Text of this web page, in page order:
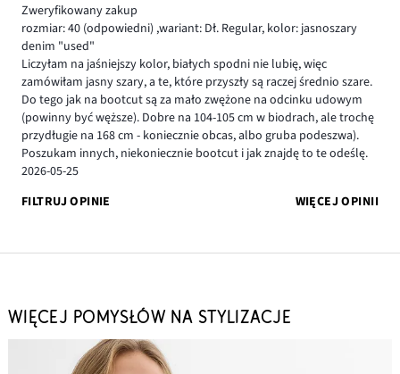
Zweryfikowany zakup
rozmiar: 40 (odpowiedni) ,wariant: Dł. Regular, kolor: jasnoszary
denim "used"
Liczyłam na jaśniejszy kolor, białych spodni nie lubię, więc
zamówiłam jasny szary, a te, które przyszły są raczej średnio szare.
Do tego jak na bootcut są za mało zwężone na odcinku udowym
(powinny być węższe). Dobre na 104-105 cm w biodrach, ale trochę
przydługie na 168 cm - koniecznie obcas, albo gruba podeszwa).
Poszukam innych, niekoniecznie bootcut i jak znajdę to te odeślę.
2026-05-25
FILTRUJ OPINIE
WIĘCEJ OPINII
WIĘCEJ POMYSŁÓW NA STYLIZACJE